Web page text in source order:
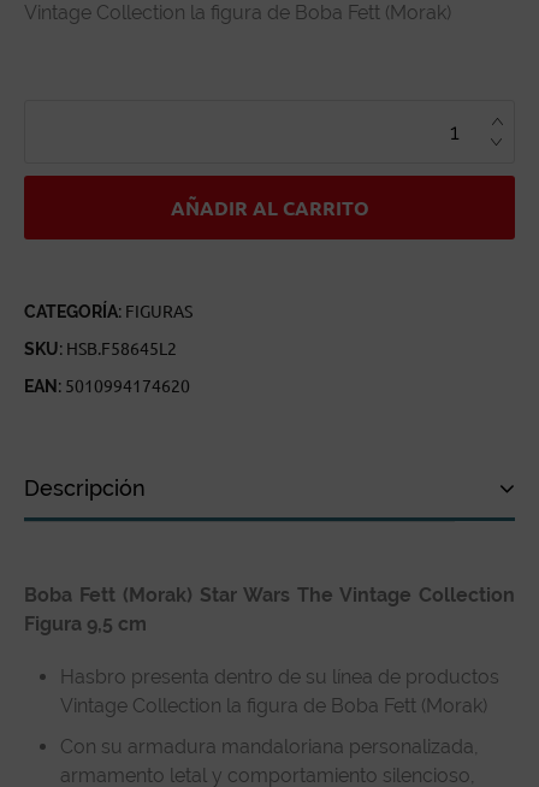
Vintage Collection la figura de Boba Fett (Morak)
THE
AÑADIR AL CARRITO
CATEGORÍA: FIGURAS
SKU: HSB.F58645L2
EAN: 5010994174620
Descripción
Especificaciones técnicas
Boba Fett (Morak) Star Wars The Vintage Collection
Figura 9,5 cm
Hasbro presenta dentro de su línea de productos
Vintage Collection la figura de Boba Fett (Morak)
Con su armadura mandaloriana personalizada,
armamento letal y comportamiento silencioso,